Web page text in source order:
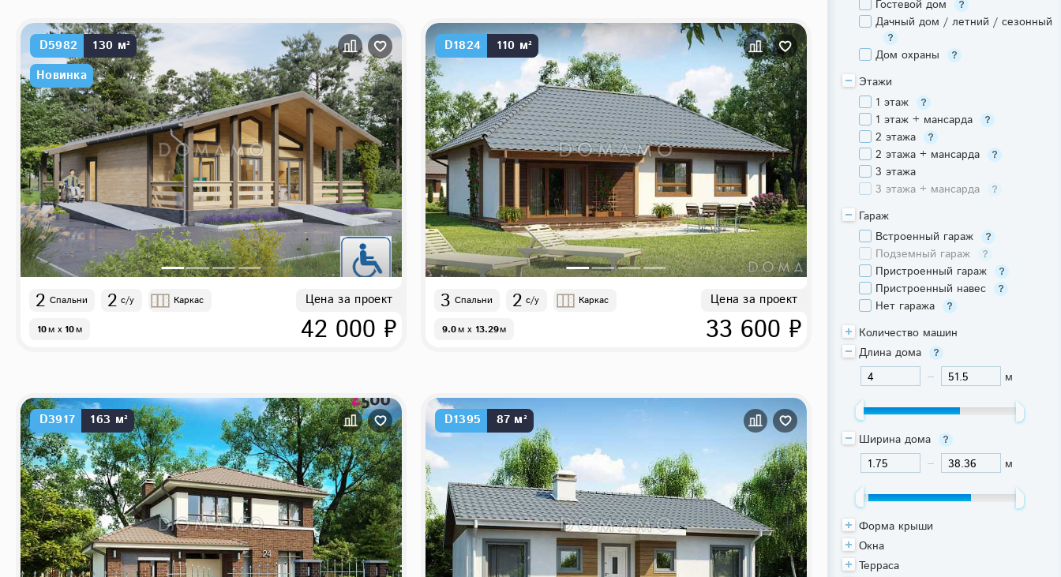
D5982
130 м²
Новинка
2 Спальни 2 с/у Каркас
10м x 10м
Цена за проект
42 000 ₽
D1824 110 м²
3 Спальни 2 с/у Каркас
9.0м x 13.29м
Цена за проект
33 600 ₽
D3917 163 м² D1395 87 м²
Гостевой дом
Дачный дом / летний / сезонный
Дом охраны
Этажи
1 этаж
1 этаж + мансарда
2 этажа
2 этажа + мансарда
3 этажа
3 этажа + мансарда
Гараж
Встроенный гараж
Подземный гараж
Пристроенный гараж
Пристроенный навес
Нет гаража
Количество машин
Длина дома
м
Ширина дома
м
Форма крыши
Окна
Терраса